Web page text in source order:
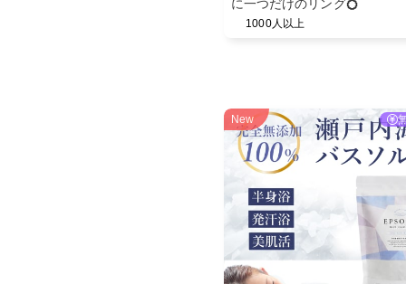
に一つだけのリング💍
1000人以上
New